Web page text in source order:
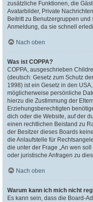
zusätzliche Funktionen, die
Avatarbilder, Private
Beitritt zu Benutzergruppen
Anmeldung, da sie schnell
Nach oben
Was ist COPPA?
COPPA, ausgeschrieben
(deutsch: Gesetz zum Schutz
1998) ist ein Gesetz in den
möglicherweise persönliche
hierzu die Zustimmung der
Erziehungsberechtigten
dich oder die Website, auf der
einen rechtlichen Beistand zu
der Besitzer dieses Boards
die Anlaufstelle für
die unter der Frage „An wen
oder juristische Anfragen zu
Nach oben
Warum kann ich mich nicht
Es kann sein, dass die Board-